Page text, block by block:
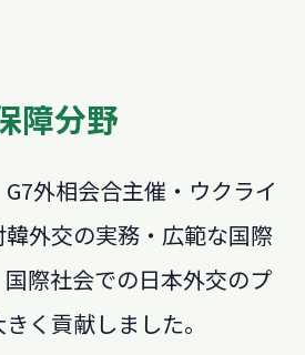
障分野
外相会合主催・ウクライ
外交の実務・広範な国際
際社会での日本外交のプ
く貢献しました。